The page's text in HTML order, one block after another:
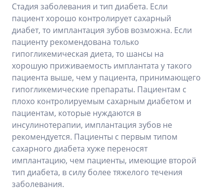
Стадия заболевания и тип диабета. Если
пациент хорошо контролирует сахарный
диабет, то имплантация зубов возможна. Если
пациенту рекомендована только
гипогликемическая диета, то шансы на
хорошую приживаемость имплантата у такого
пациента выше, чем у пациента, принимающего
гипогликемические препараты. Пациентам с
плохо контролируемым сахарным диабетом и
пациентам, которые нуждаются в
инсулинотерапии, имплантация зубов не
рекомендуется. Пациенты с первым типом
сахарного диабета хуже переносят
имплантацию, чем пациенты, имеющие второй
тип диабета, в силу более тяжелого течения
заболевания.